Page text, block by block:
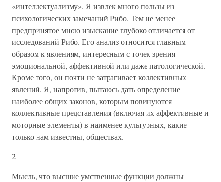
«интеллектуализму». Я извлек много пользы из
психологических замечаний Рибо. Тем не менее
предпринятое мною изыскание глубоко отличается от
исследований Рибо. Его анализ относится главным
образом к явлениям, интересным с точек зрения
эмоциональной, аффективной или даже патологической.
Кроме того, он почти не затрагивает коллективных
явлений. Я, напротив, пытаюсь дать определение
наиболее общих законов, которым повинуются
коллективные представления (включая их аффективные и
моторные элементы) в наименее культурных, какие
только нам известны, обществах.
2
Мысль, что высшие умственные функции должны